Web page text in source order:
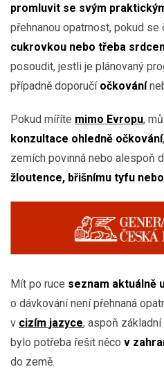
promluvit se svým
přehnanou opatrnost, pokud se
cukrovkou nebo třeba
posoudit, jestli je plánovaný
případně doporučí očkování
Pokud míříte mimo Evropu,
konzultace ohledně očkování
zemích povinná nebo alespoň
žloutence, břišnímu tyfu
Mít po ruce seznam aktuálně
o dávkování není přehnaná
v cizím jazyce, aspoň
bylo potřeba řešit něco v
do země.